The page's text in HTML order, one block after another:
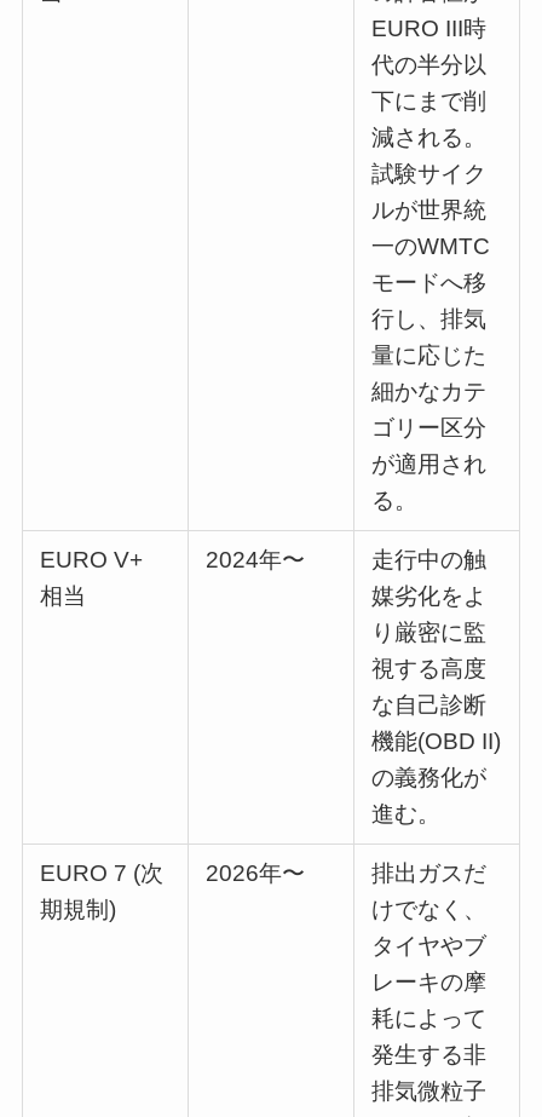
EURO III時
代の半分以
下にまで削
減される。
試験サイク
ルが世界統
一のWMTC
モードへ移
行し、排気
量に応じた
細かなカテ
ゴリー区分
が適用され
る。
EURO V+
相当
2024年〜
走行中の触
媒劣化をよ
り厳密に監
視する高度
な自己診断
機能(OBD II)
の義務化が
進む。
EURO 7 (次
期規制)
2026年〜
排出ガスだ
けでなく、
タイヤやブ
レーキの摩
耗によって
発生する非
排気微粒子